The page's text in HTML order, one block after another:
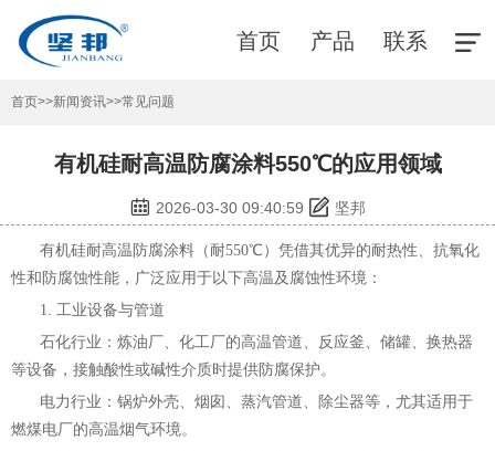
首页 产品 联系
首页>>新闻资讯>>常见问题
有机硅耐高温防腐涂料550℃的应用领域
2026-03-30 09:40:59 坚邦
有机硅耐高温防腐涂料（耐550℃） 凭借其优异的耐热性、抗氧化
性和防腐蚀性能，广泛应用于以下高温及腐蚀性环境：
1. 工业设备与管道
石化行业：炼油厂、化工厂的高温管道、反应釜、储罐、换热器
等设备，接触酸性或碱性介质时提供防腐保护。
电力行业：锅炉外壳、烟囱、蒸汽管道、除尘器等，尤其适用于
燃煤电厂的高温烟气环境。